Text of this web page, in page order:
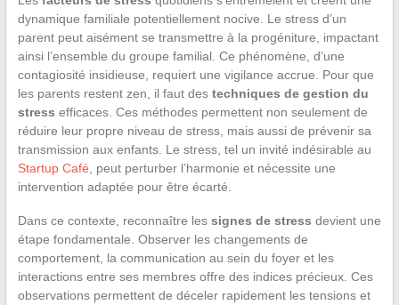
dynamique familiale potentiellement nocive. Le stress d’un
parent peut aisément se transmettre à la progéniture, impactant
ainsi l’ensemble du groupe familial. Ce phénomène, d’une
contagiosité insidieuse, requiert une vigilance accrue. Pour que
les parents restent zen, il faut des techniques de gestion du
stress efficaces. Ces méthodes permettent non seulement de
réduire leur propre niveau de stress, mais aussi de prévenir sa
transmission aux enfants. Le stress, tel un invité indésirable au
Startup Café , peut perturber l’harmonie et nécessite une
intervention adaptée pour être écarté.
Dans ce contexte, reconnaître les signes de stress devient une
étape fondamentale. Observer les changements de
comportement, la communication au sein du foyer et les
interactions entre ses membres offre des indices précieux. Ces
observations permettent de déceler rapidement les tensions et